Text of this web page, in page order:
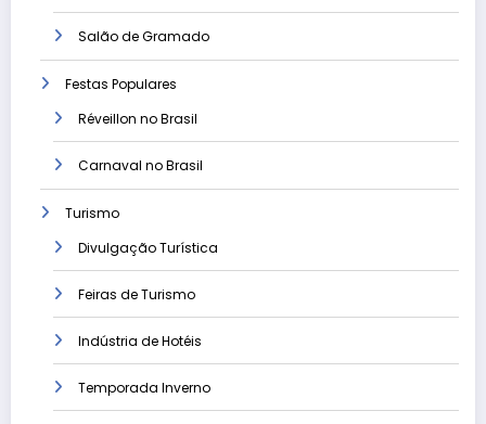
Salão de Gramado
Festas Populares
Réveillon no Brasil
Carnaval no Brasil
Turismo
Divulgação Turística
Feiras de Turismo
Indústria de Hotéis
Temporada Inverno